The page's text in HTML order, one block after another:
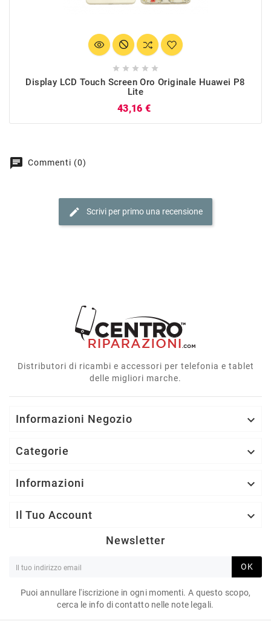
    
Display LCD Touch Screen Oro Originale Huawei P8
Lite
43,16 €
chat Commenti (0)
edit Scrivi per primo una recensione
Distributori di ricambi e accessori per telefonia e tablet
delle migliori marche.
Informazioni Negozio 
Categorie 
Informazioni 
Il Tuo Account 
Newsletter
OK
Puoi annullare l'iscrizione in ogni momenti. A questo scopo,
cerca le info di contatto nelle note legali.